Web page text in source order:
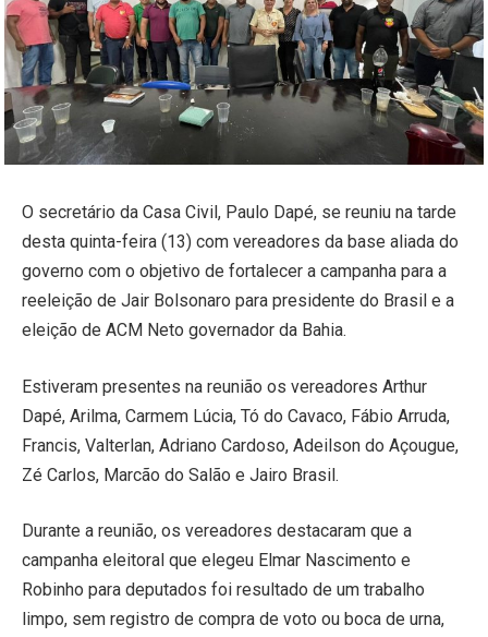
O secretário da Casa Civil, Paulo Dapé, se reuniu na tarde
desta quinta-feira (13) com vereadores da base aliada do
governo com o objetivo de fortalecer a campanha para a
reeleição de Jair Bolsonaro para presidente do Brasil e a
eleição de ACM Neto governador da Bahia.
Estiveram presentes na reunião os vereadores Arthur
Dapé, Arilma, Carmem Lúcia, Tó do Cavaco, Fábio Arruda,
Francis, Valterlan, Adriano Cardoso, Adeilson do Açougue,
Zé Carlos, Marcão do Salão e Jairo Brasil.
Durante a reunião, os vereadores destacaram que a
campanha eleitoral que elegeu Elmar Nascimento e
Robinho para deputados foi resultado de um trabalho
limpo, sem registro de compra de voto ou boca de urna,